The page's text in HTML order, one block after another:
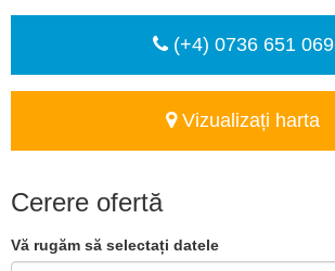
(+4) 0736 651 069
Vizualizați harta
Cerere ofertă
Vă rugăm să selectați datele